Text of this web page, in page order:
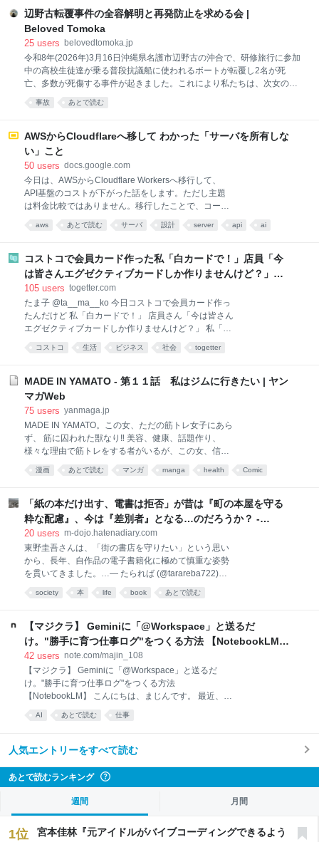
いなかった事実を明かした。
辺野古転覆事件の全容解明と再発防止を求める会 |
Beloved Tomoka
25 users belovedtomoka.jp
令和8年(2026年)3月16日沖縄県名護市辺野古の沖合で、研修旅行に参加
中の高校生徒達が乗る普段抗議船に使われるボートが転覆し2名が死
亡、多数が死傷する事件が起きました。これにより私たちは、次女の武
石知華（たけいしともか）享年17歳 同志社国際高等学校2年（事件当
時）を失いました。 なぜ、抗議船に乗らなければならなかったのか？ な
かったのか？ 事件から数か月が経った今でも誰も責任を問われず、未だ
解明されていないことが多く残っています。有耶無耶にすることはけし
て許されない事だと考えています。子供達が安心安全に課外活動に臨め
たち遺族とこの目的に賛同する有志の方達と共にこの会を設立致しまし
た。 2026年7月22日
事故 あとで読む
AWSからCloudflareへ移して わかった「サーバを所有しな
い」こと
50 users docs.google.com
今日は、AWSからCloudflare Workersへ移行して、
API基盤のコストが下がった話をします。ただし主題
は料金比較ではありません。移行したことで、コード
に埋まっていた「自分たちのサーバがある」という前
提が見えるようになりました。その前提をどう手放し
Workers AWSからCloudflareへ移して わかった「サー
バを所有しない」こと 常時稼働コストを利用量中心に
変えたら、コードの前提まで変わった AWS →
ン研究所
aws あとで読む サーバ 設計 server api ai
コストコで会員カード作った私「白カードで！」店員「今
は皆さんエグゼクティブカードしか作りませんけど？」→
コストコのカード勧誘はやたら圧が強いが、本当にお得な
の？
105 users togetter.com
たま子 @ta__ma__ko 今日コストコで会員カード作っ
たんだけど 私「白カードで！」 店員さん「今は皆さん
エグゼクティブカードしか作りませんけど？」 私「今
六千円しかないので」 店員「この後の買い物は⁉️」 私
「買い物のお金はあります」 店員「はああー？」 この
🥹 pic.x.com/8xIbwxnf4b 2026-08-07 20:08:38
コストコ 生活 ビジネス 社会 togetter
MADE IN YAMATO - 第１１話 私はジムに行きたい | ヤン
マガWeb
75 users yanmaga.jp
MADE IN YAMATO。この女、ただの筋トレ女子にあら
ず、 筋に囚われた獣なり‼ 美容、健康、話題作り、
様々な理由で筋トレをする者がいるが、この女、信濃
川大和はそんな生ぬるい理由では断じて筋トレはせぬ‼
ひたすらに筋肉を愛し筋肉のために筋肉を想い続け筋
ても、ちょっぴり人間界は苦手なようで‥‥。これは、
そんな筋肉馬鹿女子とそれに巻き込まれる被害者との
筋肉賛歌コメディである‼
漫画 あとで読む マンガ manga health Comic
「紙の本だけ出す、電書は拒否」が昔は『町の本屋を守る
粋な配慮』、今は『差別者』となる…のだろうか？ -
INVISIBLE Dojo. ーQUIET & COLORFUL PLACE-
20 users m-dojo.hatenadiary.com
東野圭吾さんは、「街の書店を守りたい」という思い
から、長年、自作品の電子書籍化に極めて慎重な姿勢
を貫いてきました。…— たられば (@tarareba722)
August 5, 2026 東野圭吾さんは、「街の書店を守りた
い」という思いから、長年、自作品の電子書籍化に極
売されている『容疑者Xの献身』など一部東野作品の
電子版発売日は2020年。コロナ禍で書店へ行けない読
者のために、代表作7作品だけを特例で電子化しまし
たが、その際も「最初で最後かもしれない」と語って
らっしゃいました。 そして本日2026年8月5日、ガリ
レオシリーズ完結編『永遠の記憶』が発売されまし
た。電子版は見当たりません。 書店で本と出会い、棚
から手に取り、レジでお金を払って、カバーを付ける
society 本 life book あとで読む
【マジクラ】 Geminiに「@Workspace」と送るだ
け。"勝手に育つ仕事ログ"をつくる方法 【NotebookLM】
｜まじん
42 users note.com/majin_108
【マジクラ】 Geminiに「@Workspace」と送るだ
け。"勝手に育つ仕事ログ"をつくる方法
【NotebookLM】 こんにちは、まじんです。 最近、
NotebookLMの名称が「Gemini Notebook」に変わり
ました。 NotebookLMという名前に親しみがあったの
ね。 ただ、今回の記事では少しややこしいので旧名の
も、今回ご紹介するのはGeminiの「ノートブック」機
能を活用するテクニックなんです！ 皆さま、少し前に
追加されたノートブック機能を使っていますか？ これ
GoogleWorkspace版のGeminiにはまだ実装されてい
ないですが、無料のGoogleアカウントでも使えるよう
になりました。（GWS版にもそのうち来るはず…）
AI あとで読む 仕事
人気エントリーをすべて読む
あとで読むランキング
週間 月間
1位
宮本佳林『元アイドルがバイブコーディングできるよう